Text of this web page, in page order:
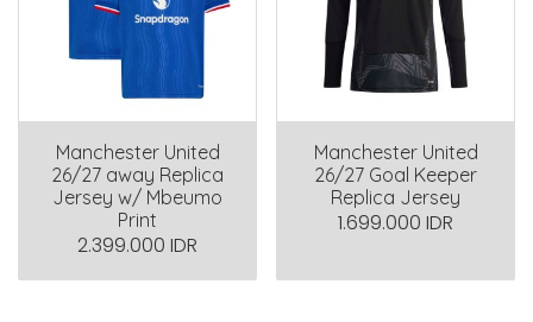
Manchester United
26/27 away Replica
Jersey w/ Mbeumo
Print
2.399.000 IDR
Manchester United
26/27 Goal Keeper
Replica Jersey
1.699.000 IDR